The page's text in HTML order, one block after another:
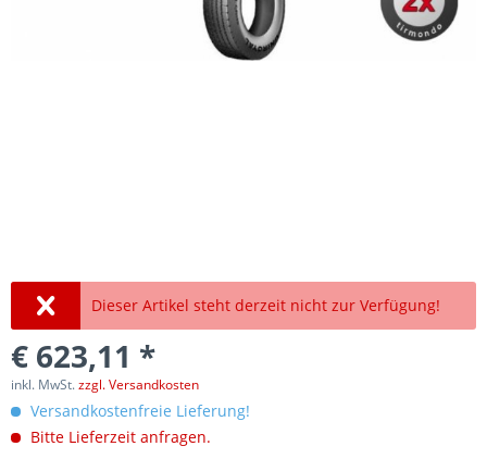
Dieser Artikel steht derzeit nicht zur Verfügung!
€ 623,11 *
inkl. MwSt.zzgl. Versandkosten
Versandkostenfreie Lieferung!
Bitte Lieferzeit anfragen.